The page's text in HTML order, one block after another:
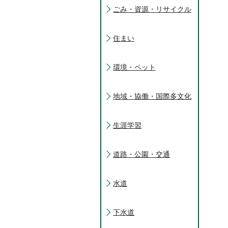
ごみ・資源・リサイクル
住まい
環境・ペット
地域・協働・国際多文化
生涯学習
道路・公園・交通
水道
下水道